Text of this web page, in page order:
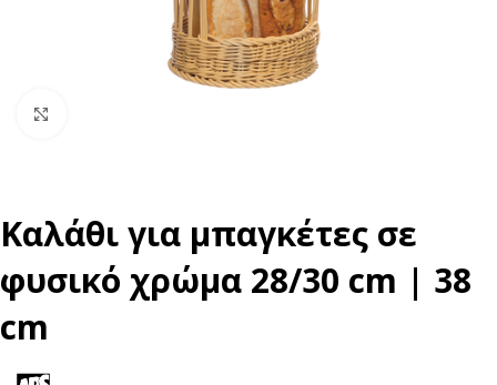
Καλάθι για μπαγκέτες σε
φυσικό χρώμα 28/30 cm | 38
cm